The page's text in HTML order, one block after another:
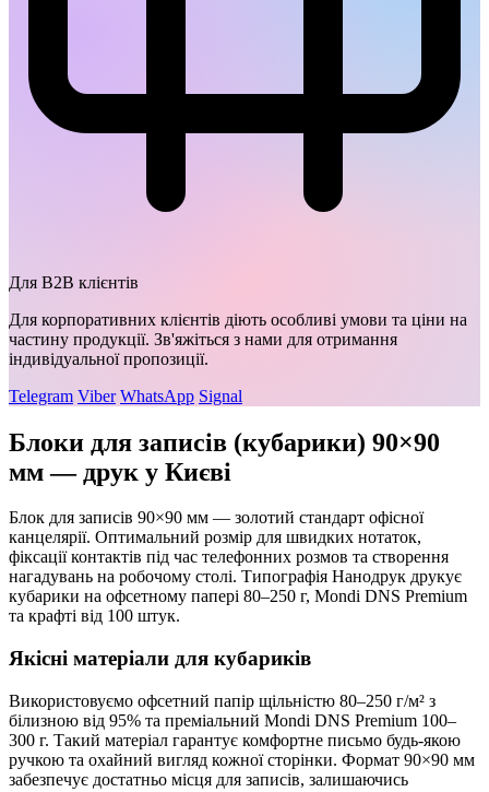
Для B2B клієнтів
Для корпоративних клієнтів діють особливі умови та ціни на
частину продукції. Зв'яжіться з нами для отримання
індивідуальної пропозиції.
Telegram Viber WhatsApp Signal
Блоки для записів (кубарики) 90×90
мм — друк у Києві
Блок для записів 90×90 мм — золотий стандарт офісної
канцелярії. Оптимальний розмір для швидких нотаток,
фіксації контактів під час телефонних розмов та створення
нагадувань на робочому столі. Типографія Нанодрук друкує
кубарики на офсетному папері 80–250 г, Mondi DNS Premium
та крафті від 100 штук.
Якісні матеріали для кубариків
Використовуємо офсетний папір щільністю 80–250 г/м² з
білизною від 95% та преміальний Mondi DNS Premium 100–
300 г. Такий матеріал гарантує комфортне письмо будь-якою
ручкою та охайний вигляд кожної сторінки. Формат 90×90 мм
забезпечує достатньо місця для записів, залишаючись